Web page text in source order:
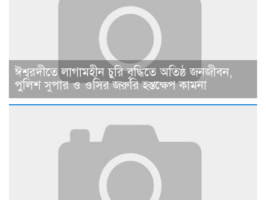
ঈশ্বরদীতে লাগামহীন চুরি বৃদ্ধিতে অতিষ্ঠ জনজীবন,
পুলিশ সুপার ও ওসির জরুরি হস্তক্ষেপ কামনা ​